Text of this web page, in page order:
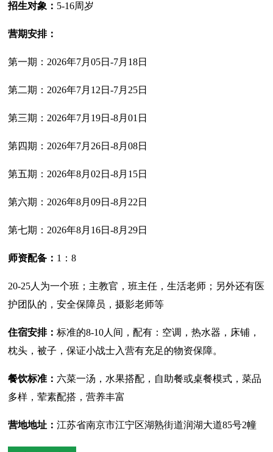
招生对象： 5-16周岁
营期安排：
第一期：2026年7月05日-7月18日
第二期：2026年7月12日-7月25日
第三期：2026年7月19日-8月01日
第四期：2026年7月26日-8月08日
第五期：2026年8月02日-8月15日
第六期：2026年8月09日-8月22日
第七期：2026年8月16日-8月29日
师资配备： 1：8
20-25人为一个班；主教官，班主任，生活老师；另外还有医
护团队的，安全保障员，摄影老师等
住宿安排：标准的8-10人间，配有：空调，热水器，床铺，
枕头，被子，保证小战士入营有充足的物资保障。
餐饮标准： 六菜一汤，水果搭配，自助餐或桌餐模式，菜品
多样，荤素配搭，营养丰富
营地地址：江苏省南京市江宁区湖熟街道润湖大道85号2幢